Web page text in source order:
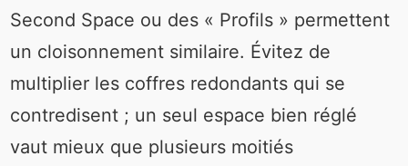
Second Space ou des « Profils » permettent
un cloisonnement similaire. Évitez de
multiplier les coffres redondants qui se
contredisent ; un seul espace bien réglé
vaut mieux que plusieurs moitiés